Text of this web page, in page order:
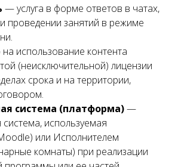
— услуга в форме ответов в чатах,
проведении занятий в режиме
использование контента
(неисключительной) лицензии
срока и на территории,
система (платформа)—
используемая
или Исполнителем
комнаты) при реализации